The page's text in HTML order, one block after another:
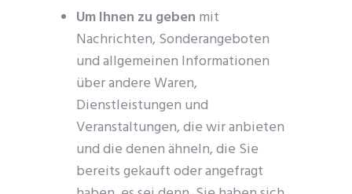
Um Ihnen zu geben mit
Nachrichten, Sonderangeboten
und allgemeinen Informationen
über andere Waren,
Dienstleistungen und
Veranstaltungen, die wir anbieten
und die denen ähneln, die Sie
bereits gekauft oder angefragt